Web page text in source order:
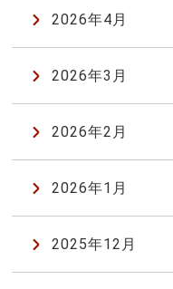
2026年4月
2026年3月
2026年2月
2026年1月
2025年12月